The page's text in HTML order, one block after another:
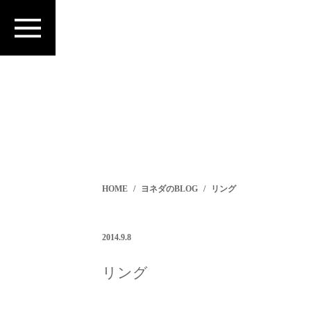
HOME ヨネダのBLOG リング
2014.9.8
リング